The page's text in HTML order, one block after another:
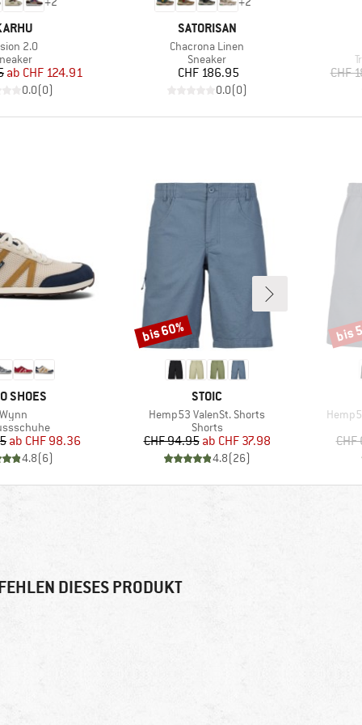
2.0
Preis
reduzierter Preis
ab CHF 124.91
0.0(0)
MARKE
SATORISAN
Artikel
Chacrona Linen
Produktgruppe
Sneaker
Preis
CHF 186.95
0.0(0)
CHF
SHOES
Artikel
Wynn
Preis
reduzierter Preis
ab CHF 98.36
4.8(6)
MARKE
STOIC
Artikel
Hemp53 ValenSt. Shorts
Produktgruppe
Shorts
Preis
CHF 94.95 reduzierter Preis
ab CHF 37.98
4.8(26)
Rabatt
bis 60%
Artikel
bis
DIESES PRODUKT